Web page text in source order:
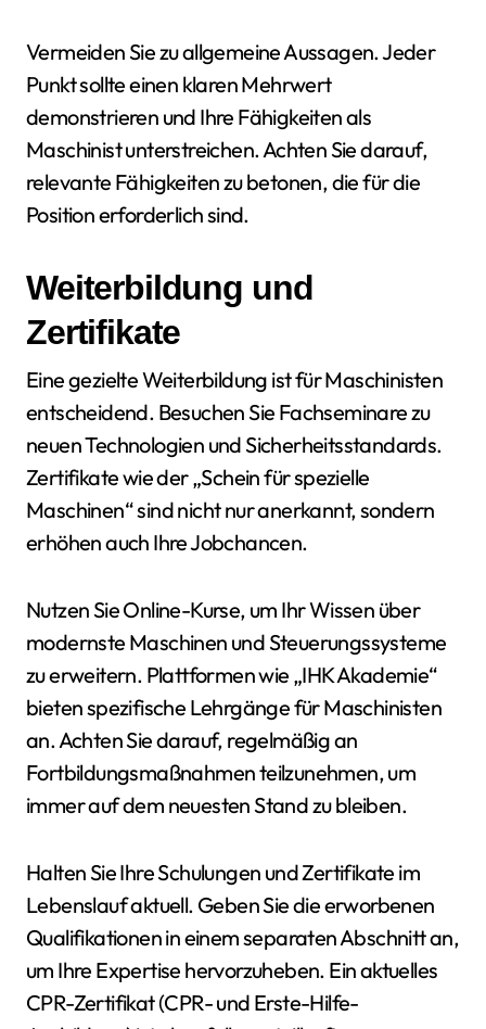
Vermeiden Sie zu allgemeine Aussagen. Jeder
Punkt sollte einen klaren Mehrwert
demonstrieren und Ihre Fähigkeiten als
Maschinist unterstreichen. Achten Sie darauf,
relevante Fähigkeiten zu betonen, die für die
Position erforderlich sind.
Weiterbildung und
Zertifikate
Eine gezielte Weiterbildung ist für Maschinisten
entscheidend. Besuchen Sie Fachseminare zu
neuen Technologien und Sicherheitsstandards.
Zertifikate wie der „Schein für spezielle
Maschinen“ sind nicht nur anerkannt, sondern
erhöhen auch Ihre Jobchancen.
Nutzen Sie Online-Kurse, um Ihr Wissen über
modernste Maschinen und Steuerungssysteme
zu erweitern. Plattformen wie „IHK Akademie“
bieten spezifische Lehrgänge für Maschinisten
an. Achten Sie darauf, regelmäßig an
Fortbildungsmaßnahmen teilzunehmen, um
immer auf dem neuesten Stand zu bleiben.
Halten Sie Ihre Schulungen und Zertifikate im
Lebenslauf aktuell. Geben Sie die erworbenen
Qualifikationen in einem separaten Abschnitt an,
um Ihre Expertise hervorzuheben. Ein aktuelles
CPR-Zertifikat (CPR- und Erste-Hilfe-